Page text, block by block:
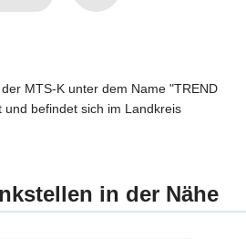
MTS-K unter dem Name "TREND
und befindet sich im Landkreis
in der Nähe